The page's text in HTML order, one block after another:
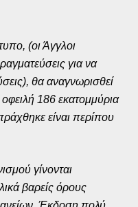
(οι Άγγλοι
για να
θα αναγνωρισθεί
186 εκατομμύρια
είναι περίπου
γίνονται
βαρείς όρους